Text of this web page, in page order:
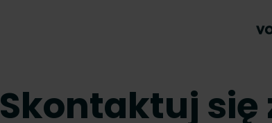
Skontaktuj się